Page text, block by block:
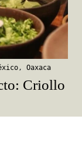
, Oaxaca
Criollo